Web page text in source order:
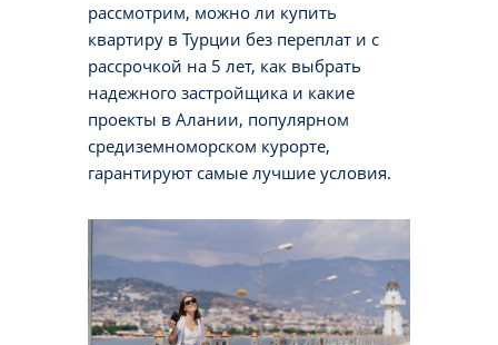
рассмотрим, можно ли купить
квартиру в Турции без переплат и с
рассрочкой на 5 лет, как выбрать
надежного застройщика и какие
проекты в Алании, популярном
средиземноморском курорте,
гарантируют самые лучшие условия.